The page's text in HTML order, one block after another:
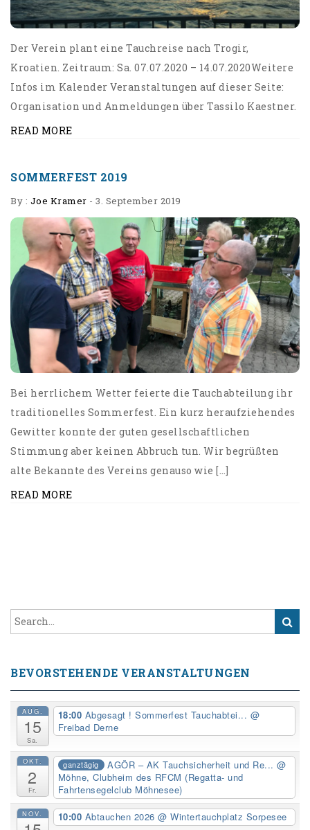
Der Verein plant eine Tauchreise nach Trogir,
Kroatien. Zeitraum: Sa. 07.07.2020 – 14.07.2020Weitere
Infos im Kalender Veranstaltungen auf dieser Seite:
Organisation und Anmeldungen über Tassilo Kaestner.
READ MORE
SOMMERFEST 2019
By : Joe Kramer - 3. September 2019
Bei herrlichem Wetter feierte die Tauchabteilung ihr
traditionelles Sommerfest. Ein kurz heraufziehendes
Gewitter konnte der guten gesellschaftlichen
Stimmung aber keinen Abbruch tun. Wir begrüßten
alte Bekannte des Vereins genauso wie […]
READ MORE
BEVORSTEHENDE VERANSTALTUNGEN
AUG.
15
Sa.
18:00 Abgesagt ! Sommerfest Tauchabtei... @
Freibad Derne
OKT.
2
Fr.
ganztägig AGÖR – AK Tauchsicherheit und Re...@
Möhne, Clubheim des RFCM (Regatta- und
Fahrtensegelclub Möhnesee)
NOV. 10:00 Abtauchen 2026@ Wintertauchplatz Sorpesee